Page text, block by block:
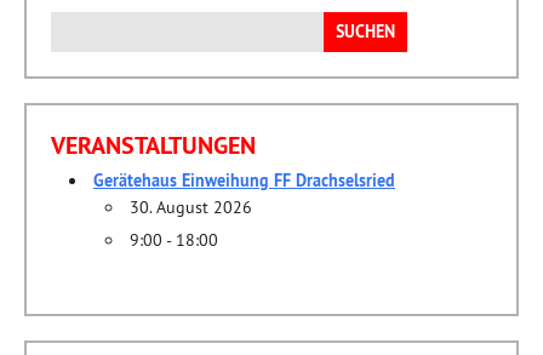
nach:
VERANSTALTUNGEN
Gerätehaus Einweihung FF Drachselsried
30. August 2026
9:00 - 18:00